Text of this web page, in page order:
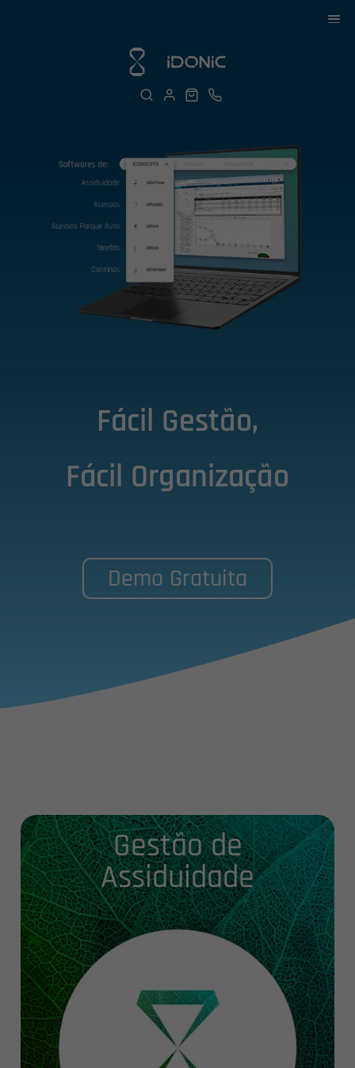
Fácil Gestão,
Fácil Organização
Demo Gratuita
Gestão de
Assiduidade